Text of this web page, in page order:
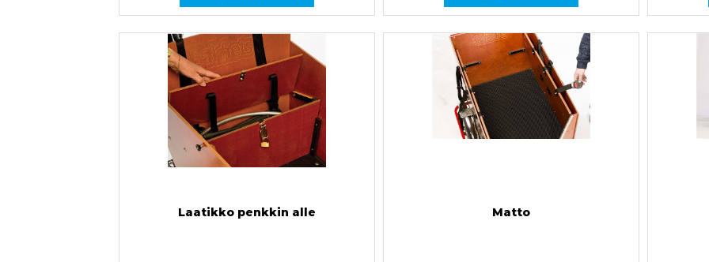
Laatikko penkkin alle Matto